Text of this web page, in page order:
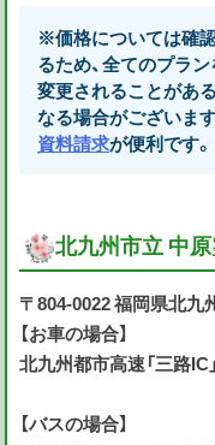
※価格については確
るため、全てのプラ
変更されることがあ
なる場合がございま
資料請求が便利です。
北九州市立 中原
〒804-0022 福岡県北
【お車の場合】
北九州都市高速「三路IC
【バスの場合】